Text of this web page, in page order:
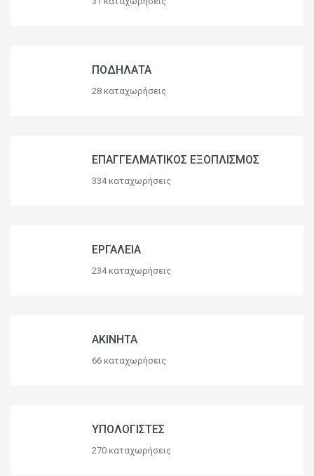
ΠΟΔΗΛΑΤΑ
28 καταχωρήσεις
ΕΠΑΓΓΕΛΜΑΤΙΚΟΣ ΕΞΟΠΛΙΣΜΟΣ
334 καταχωρήσεις
ΕΡΓΑΛΕΙΑ
234 καταχωρήσεις
ΑΚΙΝΗΤΑ
66 καταχωρήσεις
ΥΠΟΛΟΓΙΣΤΕΣ
270 καταχωρήσεις